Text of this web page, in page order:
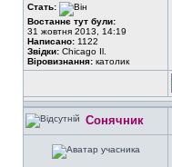
Стать:
Востаннє тут були:
31 жовтня 2013, 14:19
Написано: 1122
Звідки: Chicago Il.
Віровизнання: католик
Сонячник